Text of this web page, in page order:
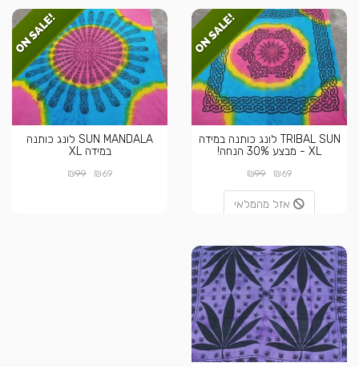
TRIBAL SUN לונג כותנה במידה
XL - מבצע 30% הנחה!
₪69
₪99
אזל מהמלאי
SUN MANDALA לונג כותנה
במידה XL
₪69
₪99